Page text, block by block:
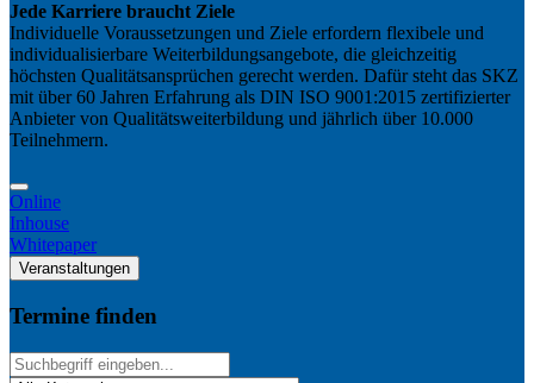
Jede Karriere braucht Ziele
Individuelle Voraussetzungen und Ziele erfordern flexibele und
individualisierbare Weiterbildungsangebote, die gleichzeitig
höchsten Qualitätsansprüchen gerecht werden. Dafür steht das SKZ
mit über 60 Jahren Erfahrung als DIN ISO 9001:2015 zertifizierter
Anbieter von Qualitätsweiterbildung und jährlich über 10.000
Teilnehmern.
Online
Inhouse
Whitepaper
Veranstaltungen
Termine finden